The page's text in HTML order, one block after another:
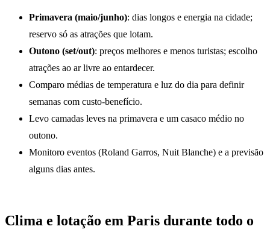
Primavera (maio/junho): dias longos e energia na cidade;
reservo só as atrações que lotam.
Outono (set/out): preços melhores e menos turistas; escolho
atrações ao ar livre ao entardecer.
Comparo médias de temperatura e luz do dia para definir
semanas com custo-benefício.
Levo camadas leves na primavera e um casaco médio no
outono.
Monitoro eventos (Roland Garros, Nuit Blanche) e a previsão
alguns dias antes.
Clima e lotação em Paris durante todo o